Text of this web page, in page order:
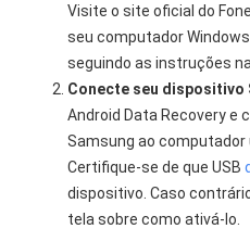
Visite o site oficial do
seu computador
seguindo as instruções
Conecte seu dispositivo
Android Data Recovery e
Samsung ao computador
Certifique-se de que USB
dispositivo. Caso
tela sobre como ativá-lo.